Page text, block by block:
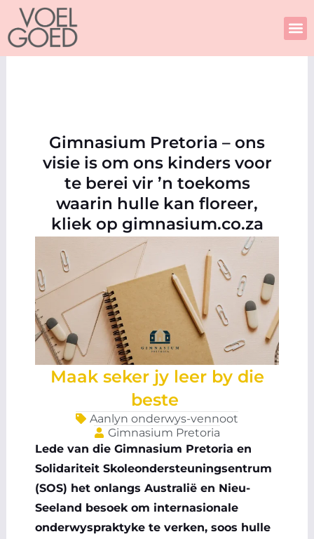
Skip
content
Gimnasium Pretoria – ons
visie is om ons kinders voor
te berei vir ’n toekoms
waarin hulle kan floreer,
kliek op gimnasium.co.za
Maak seker jy leer by die
beste
Aanlyn onderwys-vennoot
Gimnasium Pretoria
Lede van die Gimnasium Pretoria en
Solidariteit Skoleondersteuningsentrum
(SOS) het onlangs Australië en Nieu-
Seeland besoek om internasionale
onderwyspraktyke te verken, soos hulle